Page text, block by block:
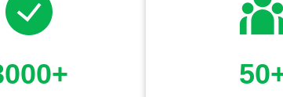
nước thải.
dụng, máy hút chân không , đặc biệt là
dựa trên tình hình thực tế của đường ống và